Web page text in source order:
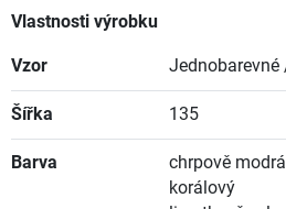
Vlastnosti výrobku
Vzor Jednobarevné
Šířka 135
Barva
chrpově modrá
korálový